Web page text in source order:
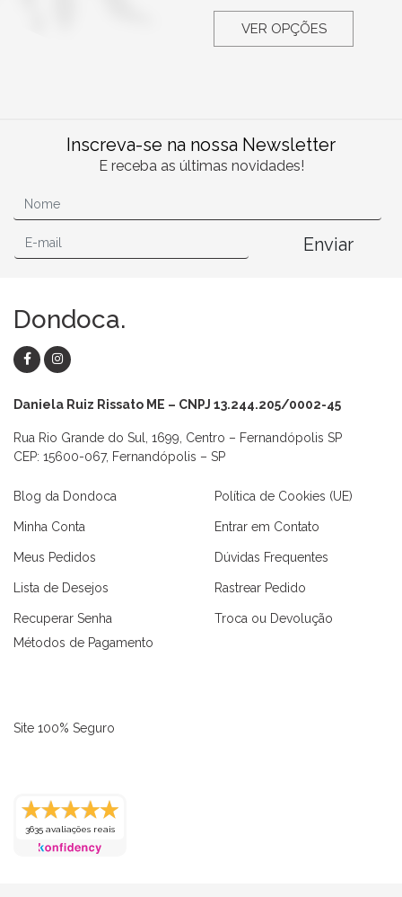
Macaquinhos
VER OPÇÕES
Inscreva-se na nossa Newsletter
E receba as últimas novidades!
Enviar
Dondoca.
Daniela Ruiz Rissato ME – CNPJ 13.244.205/0002-45
Rua Rio Grande do Sul, 1699, Centro – Fernandópolis SP
CEP: 15600-067, Fernandópolis – SP
Blog da Dondoca
Minha Conta
Meus Pedidos
Lista de Desejos
Recuperar Senha
Política de Cookies (UE)
Entrar em Contato
Dúvidas Frequentes
Rastrear Pedido
Troca ou Devolução
Métodos de Pagamento
Site 100% Seguro
3635 avaliações reais